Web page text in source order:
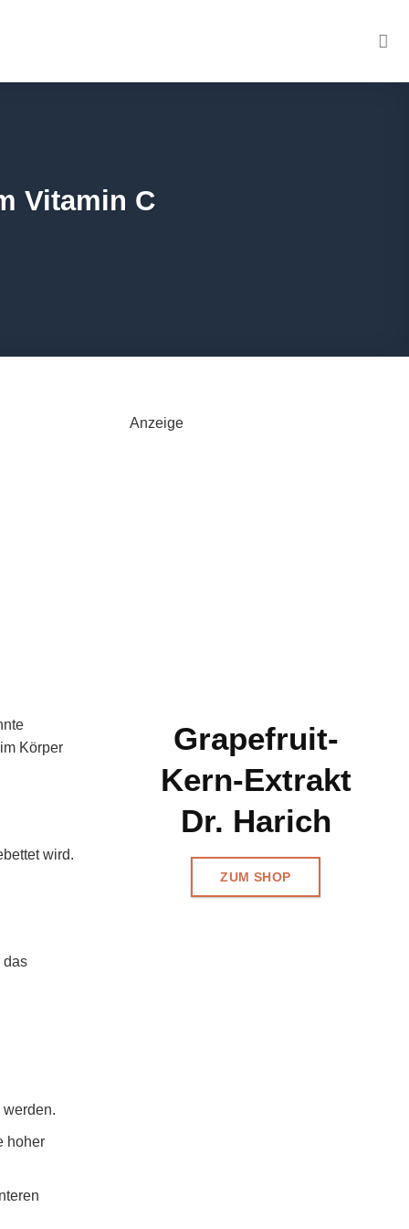
Vitamin C
Körper
wird.
das
hoher
Anzeige
Grapefruit-
Kern-Extrakt
Dr. Harich
ZUM SHOP